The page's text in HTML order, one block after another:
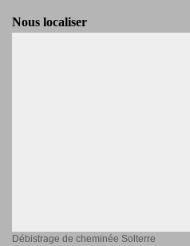
Nous localiser
Débistrage de cheminée Solterre